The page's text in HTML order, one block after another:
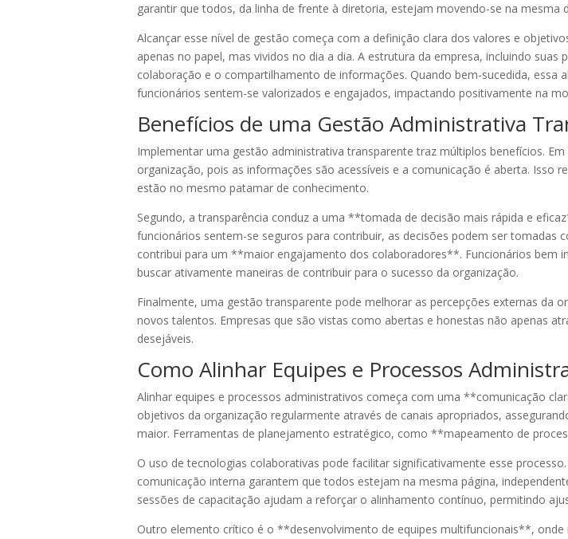
garantir que todos, da linha de frente à diretoria, estejam movendo-se na mesma
Alcançar esse nível de gestão começa com a definição clara dos valores e
apenas no papel, mas vividos no dia a dia. A estrutura da empresa, incluindo
colaboração e o compartilhamento de informações. Quando bem-sucedida, essa
funcionários sentem-se valorizados e engajados, impactando positivamente na
Benefícios de uma Gestão Administrativa
Implementar uma gestão administrativa transparente traz múltiplos benefícios.
organização, pois as informações são acessíveis e a comunicação é aberta. Isso
estão no mesmo patamar de conhecimento.
Segundo, a transparência conduz a uma **tomada de decisão mais rápida e
funcionários sentem-se seguros para contribuir, as decisões podem ser tomadas
contribui para um **maior engajamento dos colaboradores**. Funcionários bem
buscar ativamente maneiras de contribuir para o sucesso da organização.
Finalmente, uma gestão transparente pode melhorar as percepções externas
novos talentos. Empresas que são vistas como abertas e honestas não apenas
desejáveis.
Como Alinhar Equipes e Processos
Alinhar equipes e processos administrativos começa com uma **comunicação
objetivos da organização regularmente através de canais apropriados,
maior. Ferramentas de planejamento estratégico, como **mapeamento de
O uso de tecnologias colaborativas pode facilitar significativamente esse
comunicação interna garantem que todos estejam na mesma página,
sessões de capacitação ajudam a reforçar o alinhamento contínuo, permitindo
Outro elemento crítico é o **desenvolvimento de equipes multifuncionais**,